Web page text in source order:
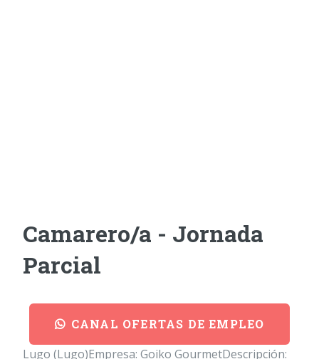
Camarero/a - Jornada
Parcial
CANAL OFERTAS DE EMPLEO
Lugo (Lugo)Empresa: Goiko GourmetDescripción: